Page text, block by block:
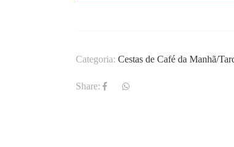
Categoria:Cestas de Café da Manhã/
Share: